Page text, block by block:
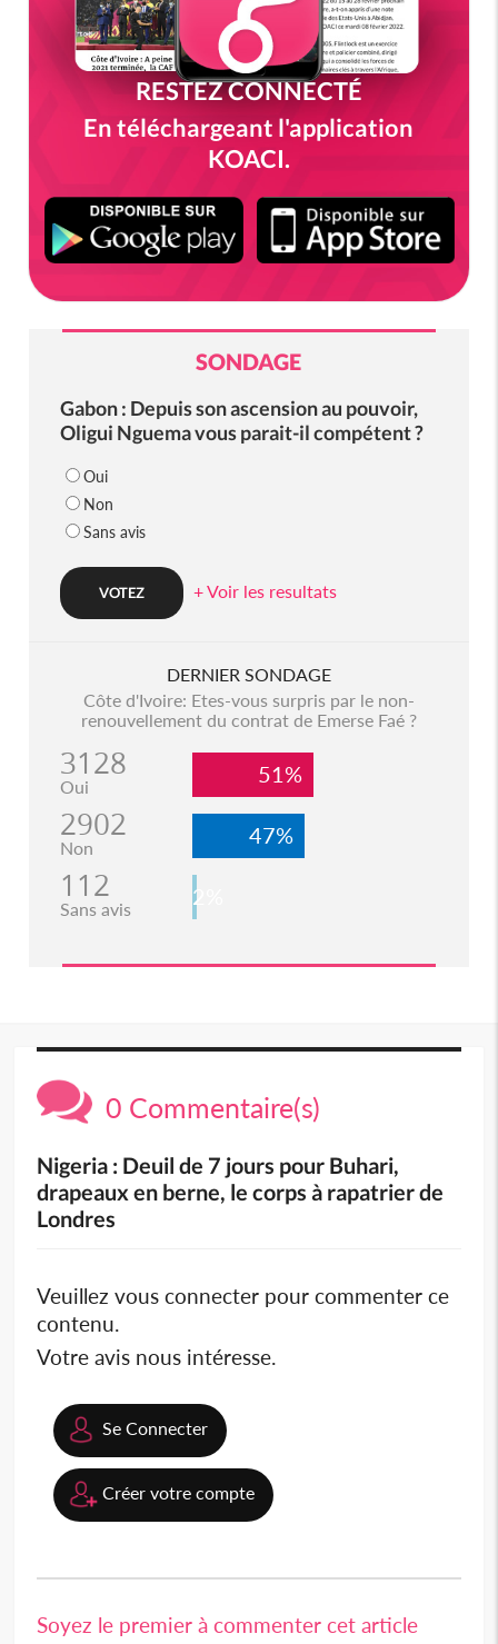
RESTEZ CONNECTÉ
En téléchargeant l'application
KOACI.
SONDAGE
Gabon : Depuis son ascension au pouvoir,
Oligui Nguema vous parait-il compétent ?
Oui
Non
Sans avis
+ Voir les resultats
DERNIER SONDAGE
Côte d'Ivoire: Etes-vous surpris par le non-
renouvellement du contrat de Emerse Faé ?
3128
Oui 51%
2902
Non 47%
112
Sans avis 2%
0 Commentaire(s)
Nigeria : Deuil de 7 jours pour Buhari,
drapeaux en berne, le corps à rapatrier de
Londres
Veuillez vous connecter pour commenter ce
contenu.
Votre avis nous intéresse.
Se Connecter
Créer votre compte
Soyez le premier à commenter cet article